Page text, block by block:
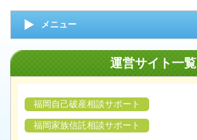
メニュー
運営サイト一覧
福岡自己破産相談サポート
福岡家族信託相談サポート